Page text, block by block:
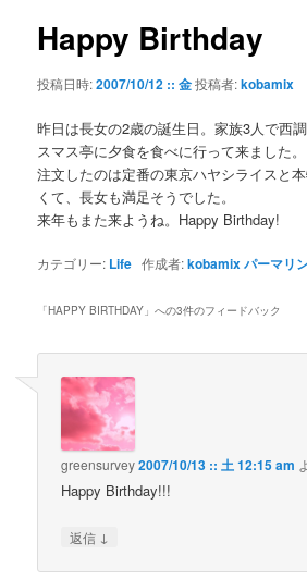
ー
ョ
Happy Birthday
投稿日時:2007/10/12 :: 金投稿者:kobamix
昨日は長女の2歳の誕生日。家族3人で西
スマス亭に夕食を食べに行って来ました。
注文したのは定番の東京ハヤシライスと
くて、長女も満足そうでした。
来年もまた来ようね。Happy Birthday!
カテゴリー: Life 作成者:kobamixパーマリ
「HAPPY BIRTHDAY 」への3件のフィードバック
greensurvey2007/10/13 :: 土 12:15 am
Happy Birthday!!!
返信 ↓